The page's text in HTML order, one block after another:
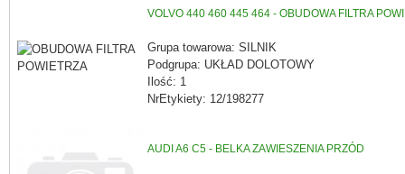
VOLVO 440 460 445 464 - OBUDOWA FILTRA
Grupa towarowa: SILNIK
Podgrupa: UKŁAD DOLOTOWY
Ilość: 1
NrEtykiety: 12/198277
AUDI A6 C5 - BELKA ZAWIESZENIA PRZÓD